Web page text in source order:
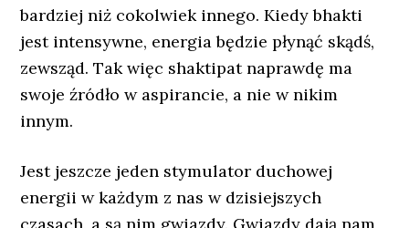
bardziej niż cokolwiek innego. Kiedy bhakti
jest intensywne, energia będzie płynąć skądś,
zewsząd. Tak więc shaktipat naprawdę ma
swoje źródło w aspirancie, a nie w nikim
innym.
Jest jeszcze jeden stymulator duchowej
energii w każdym z nas w dzisiejszych